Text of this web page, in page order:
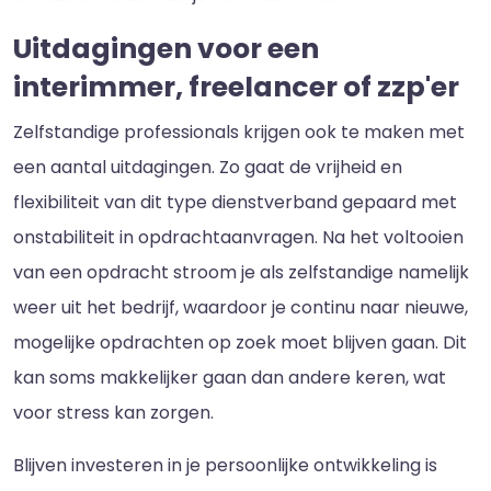
Uitdagingen voor een
interimmer, freelancer of zzp'er
Zelfstandige professionals krijgen ook te maken met
een aantal uitdagingen. Zo gaat de vrijheid en
flexibiliteit van dit type dienstverband gepaard met
onstabiliteit in opdrachtaanvragen. Na het voltooien
van een opdracht stroom je als zelfstandige namelijk
weer uit het bedrijf, waardoor je continu naar nieuwe,
mogelijke opdrachten op zoek moet blijven gaan. Dit
kan soms makkelijker gaan dan andere keren, wat
voor stress kan zorgen.
Blijven investeren in je persoonlijke ontwikkeling is